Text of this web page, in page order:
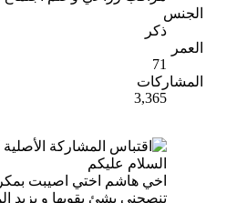
الجنس
ذكر
العمر
71
المشاركات
3,365
المشاركة
السلام عليكم
تنصحني بشئ يقويها و يزيد